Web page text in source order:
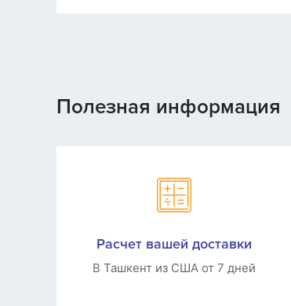
Полезная информация
Расчет вашей доставки
В Ташкент из США от 7 дней